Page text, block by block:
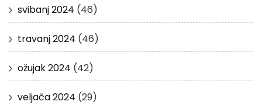
svibanj 2024 (46)
travanj 2024 (46)
ožujak 2024 (42)
veljača 2024 (29)